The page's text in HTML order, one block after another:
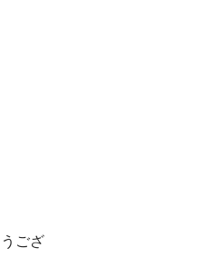
ござ